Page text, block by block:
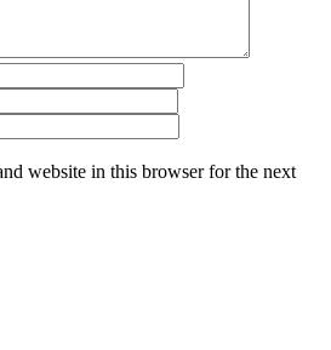
website in this browser for the next